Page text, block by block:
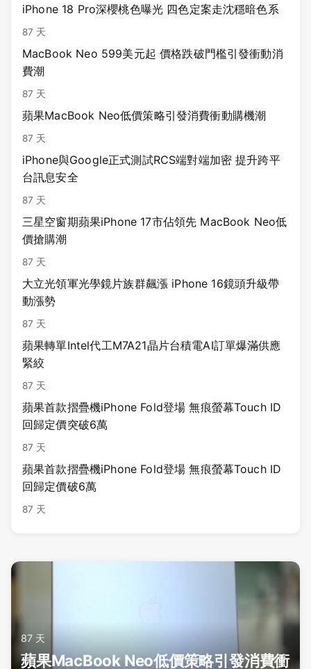
iPhone 18 Pro深櫻桃色曝光 四色定案走沈穩暗色系
87 天
MacBook Neo 599美元起 價格跌破門檻引發衝動消
費潮
87 天
蘋果MacBook Neo低價策略引發消費衝動購機潮
87 天
iPhone與Google正式測試RCS端對端加密 提升跨平
台訊息安全
87 天
三星空窗期蘋果iPhone 17市佔領先 MacBook Neo低
價搶購潮
87 天
大立光領軍光學鏡片族群飆漲 iPhone 16鏡頭升級帶
動漲勢
87 天
蘋果轉單Intel代工M7A21晶片台積電AI訂單爆滿供應
緊絞
87 天
蘋果首款摺疊機iPhone Fold登場 無痕螢幕Touch ID
回歸定價突破6萬
87 天
蘋果首款摺疊機iPhone Fold登場 無痕螢幕Touch ID
回歸定價破6萬
87 天
87 天
蘋果MacBook Neo低價策略引發消費衝